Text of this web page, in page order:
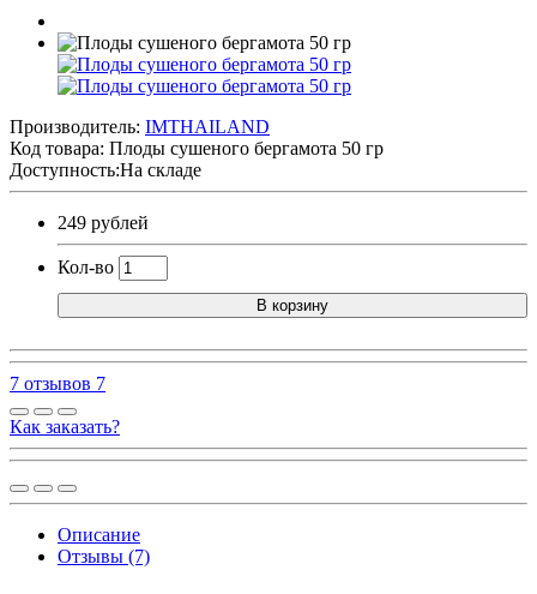
Производитель: IMTHAILAND
Код товара: Плоды сушеного бергамота 50 гр
Доступность:На складе
249 рублей
Кол-во
В корзину
7 отзывов 7
Как заказать?
Описание
Отзывы (7)